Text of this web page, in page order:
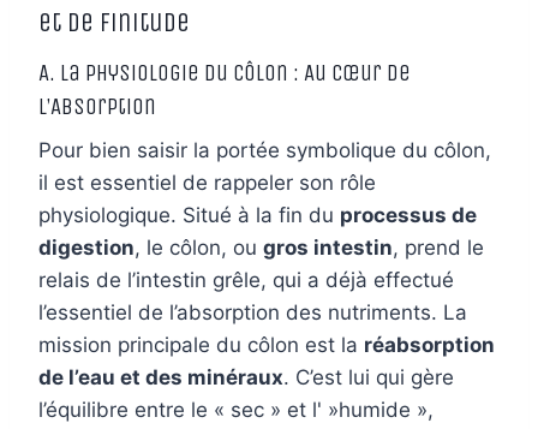
et de Finitude
A. La Physiologie du Côlon : Au Cœur de
l’Absorption
Pour bien saisir la portée symbolique du côlon,
il est essentiel de rappeler son rôle
physiologique. Situé à la fin du processus de
digestion, le côlon, ou gros intestin, prend le
relais de l’intestin grêle, qui a déjà effectué
l’essentiel de l’absorption des nutriments. La
mission principale du côlon est la réabsorption
de l’eau et des minéraux. C’est lui qui gère
l’équilibre entre le « sec » et l' »humide »,